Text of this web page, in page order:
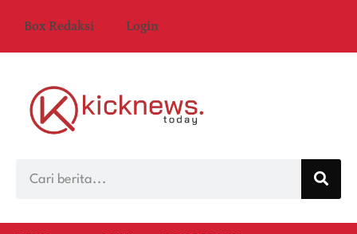
Box Redaksi Login